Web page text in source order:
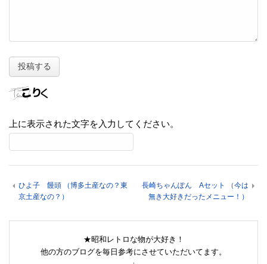
上に表示された文字を入力してください。
ひよ子 饅頭 （博多土産なの？東
京土産なの？）
長崎ちゃんぽん Aセット （今は
無き大好きだったメニュー！）
★昭和レトロな物が大好き！
他の方のブログを毎日参考にさせていただいてます。